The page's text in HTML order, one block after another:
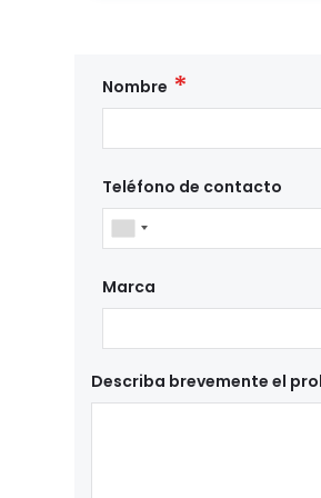
Nombre
Teléfono de contacto
Marca
Describa brevemente el